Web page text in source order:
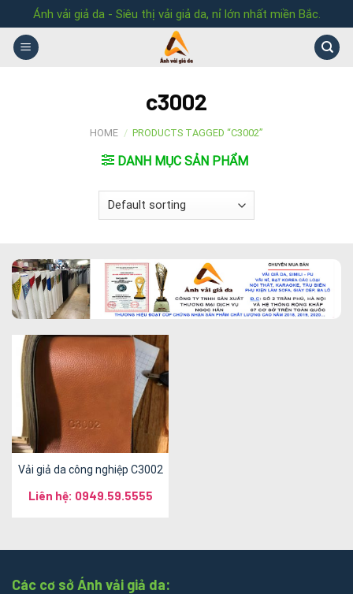
to
content
Ánh vải giả da - Siêu thị vải giả da, nỉ lớn nhất miền Bắc.
c3002
HOME / PRODUCTS TAGGED “C3002”
DANH MỤC SẢN PHẨM
Vải giả da công nghiệp C3002
Liên hệ: 0949.59.5555
Các cơ sở Ánh vải giả da: